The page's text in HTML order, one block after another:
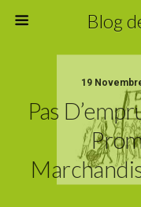
Blog
19
Pas